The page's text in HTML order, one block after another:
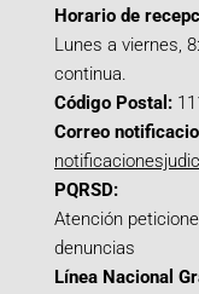
Horario de
Lunes a viernes,
continua.
Código Postal:
Correo
PQRSD:
Atención
denuncias
Línea Nacional